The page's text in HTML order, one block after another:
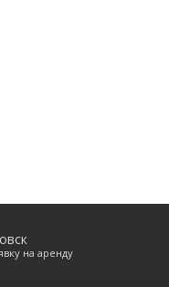
на аренду